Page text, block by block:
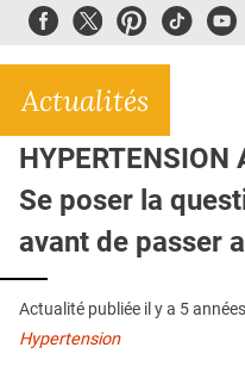
THÉMA
CRÉDITS
FacebookTwitterPinterest
Tiktok
Actualités
HYPERTENSION
Se poser la
avant de passer
Actualité publiée il y a 5
Hypertension